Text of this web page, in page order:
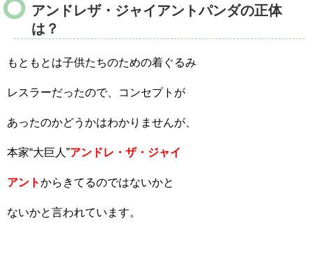
アンドレザ・ジャイアントパンダの正体
は？
もともとは子供たちのための着ぐるみ
レスラーだったので、コンセプトが
あったのかどうかはわかりませんが、
本家“大巨人”アンドレ・ザ・ジャイ
アントからきてるのではないかと
ないかと言われています。